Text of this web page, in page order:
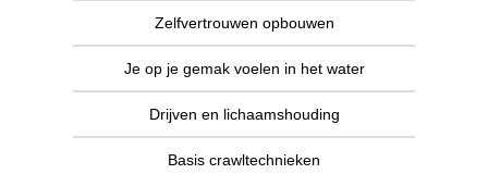
Zelfvertrouwen opbouwen
Je op je gemak voelen in het water
Drijven en lichaamshouding
Basis crawltechnieken